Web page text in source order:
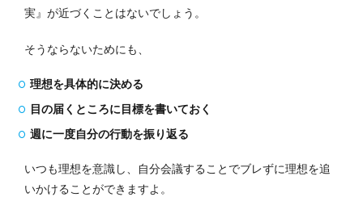
実』が近づくことはないでしょう。
そうならないためにも、
理想を具体的に決める
目の届くところに目標を書いておく
週に一度自分の行動を振り返る
いつも理想を意識し、自分会議することでブレずに理想を追
いかけることができますよ。